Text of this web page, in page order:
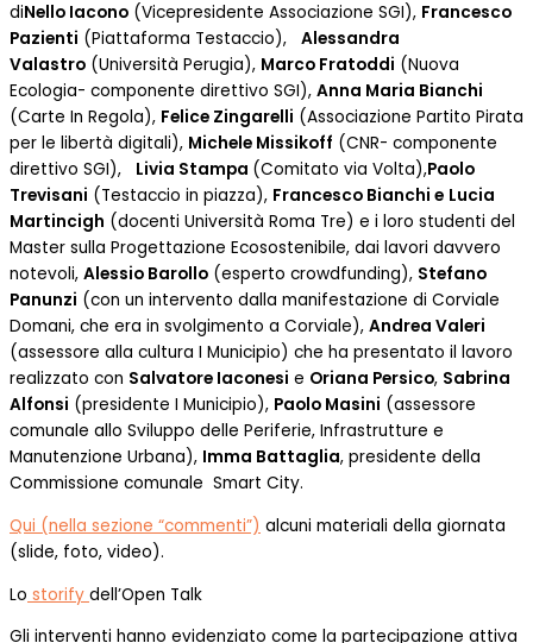
diNello Iacono (Vicepresidente Associazione SGI), Francesco
Pazienti (Piattaforma Testaccio), Alessandra
Valastro (Università Perugia), Marco Fratoddi (Nuova
Ecologia- componente direttivo SGI), Anna Maria Bianchi
(Carte In Regola), Felice Zingarelli (Associazione Partito Pirata
per le libertà digitali), Michele Missikoff (CNR- componente
direttivo SGI), Livia Stampa (Comitato via Volta),Paolo
Trevisani (Testaccio in piazza), Francesco Bianchi e Lucia
Martincigh (docenti Università Roma Tre) e i loro studenti del
Master sulla Progettazione Ecosostenibile, dai lavori davvero
notevoli, Alessio Barollo (esperto crowdfunding), Stefano
Panunzi (con un intervento dalla manifestazione di Corviale
Domani, che era in svolgimento a Corviale), Andrea Valeri
(assessore alla cultura I Municipio) che ha presentato il lavoro
realizzato con Salvatore Iaconesi e Oriana Persico, Sabrina
Alfonsi (presidente I Municipio), Paolo Masini (assessore
comunale allo Sviluppo delle Periferie, Infrastrutture e
Manutenzione Urbana), Imma Battaglia, presidente della
Commissione comunale Smart City.
Qui (nella sezione “commenti”) alcuni materiali della giornata
(slide, foto, video).
Lo storify dell’Open Talk
Gli interventi hanno evidenziato come la partecipazione attiva